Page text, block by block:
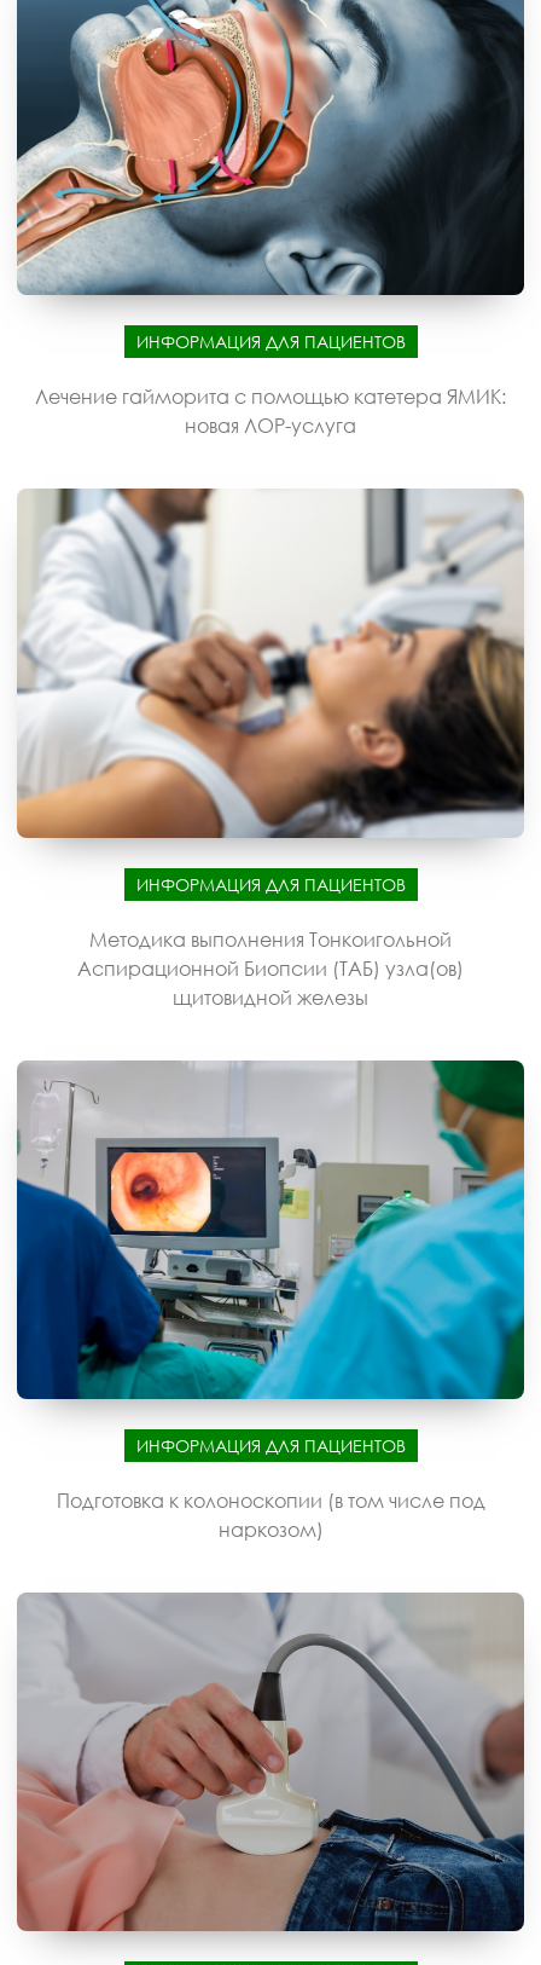
ИНФОРМАЦИЯ ДЛЯ ПАЦИЕНТОВ
Лечение гайморита с помощью катетера ЯМИК:
новая ЛОР-услуга
ИНФОРМАЦИЯ ДЛЯ ПАЦИЕНТОВ
Методика выполнения Тонкоигольной
Аспирационной Биопсии (ТАБ) узла(ов)
щитовидной железы
ИНФОРМАЦИЯ ДЛЯ ПАЦИЕНТОВ
Подготовка к колоноскопии (в том числе под
наркозом)